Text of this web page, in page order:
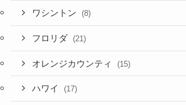
ワシントン (8)
フロリダ (21)
オレンジカウンティ (15)
ハワイ (17)